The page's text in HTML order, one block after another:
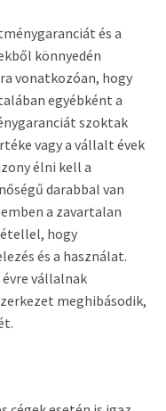
és a
könnyedén
vonatkozóan, hogy
egyébként a
szoktak
vagy a vállalt évek
élni kell a
darabbal van
a zavartalan
hogy
és a használat.
vállalnak
meghibásodik,